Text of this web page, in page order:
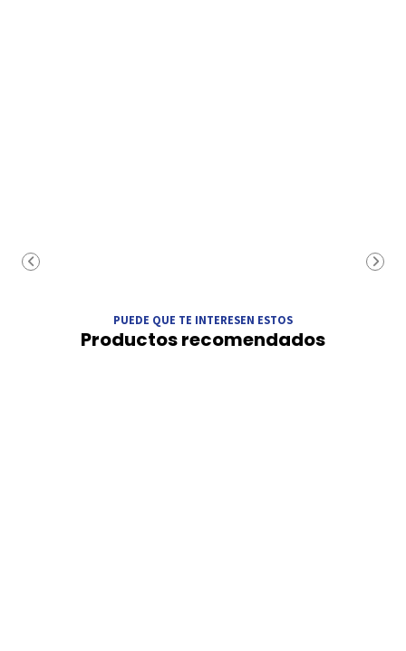
PUEDE QUE TE INTERESEN ESTOS
Productos recomendados